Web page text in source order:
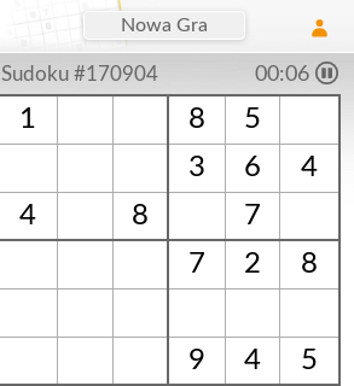
Nowa Gra
Sudoku #170904 00:06
1 8
5
3 6
4
4 8
7
7 2 8
9 4
5